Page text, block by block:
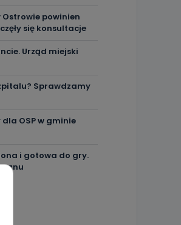
powinien
się konsultacje
Urząd miejski
Sprawdzamy
OSP w gminie
i gotowa do gry.